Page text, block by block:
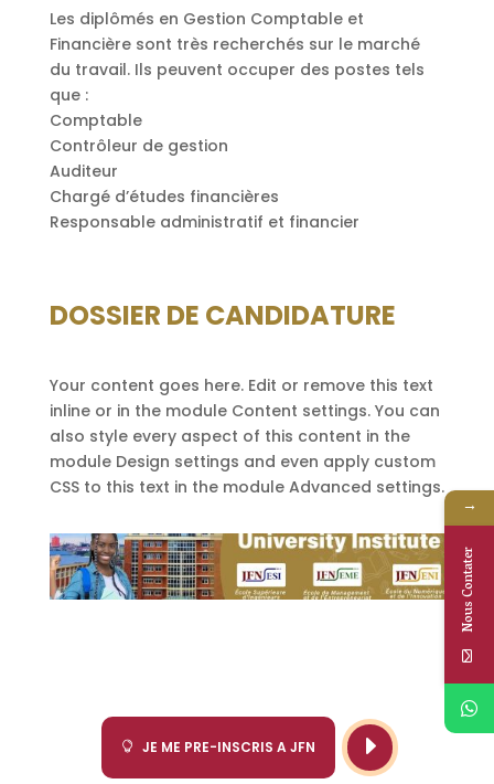
Les diplômés en Gestion Comptable et
Financière sont très recherchés sur le marché
du travail. Ils peuvent occuper des postes tels
que :
Comptable
Contrôleur de gestion
Auditeur
Chargé d’études financières
Responsable administratif et financier
DOSSIER DE CANDIDATURE
Your content goes here. Edit or remove this text
inline or in the module Content settings. You can
also style every aspect of this content in the
module Design settings and even apply custom
CSS to this text in the module Advanced settings.
 JE ME PRE-INSCRIS A JFN E
→
Nous Contater